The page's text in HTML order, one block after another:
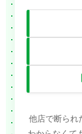
他店で断られ